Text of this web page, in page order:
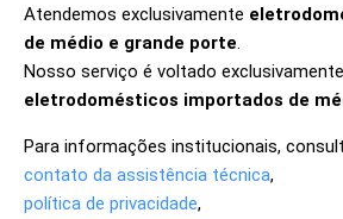
Atendemos exclusivamente
de médio e grande porte.
Nosso serviço é voltado
eletrodomésticos importados de
Para informações institucionais,
contato da assistência técnica,
política de privacidade,